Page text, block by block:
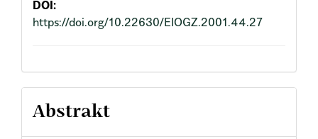
DOI:
https://doi.org/10.22630/EIOGZ.2001.44.27
Abstrakt